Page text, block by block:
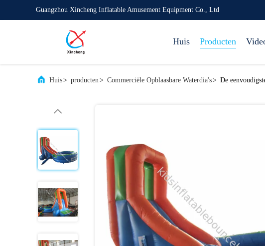
Guangzhou Xincheng Inflatable Amusement Equipment Co., Ltd
Huis Producten
Huis> producten> Commerciële Opblaasbare Waterdia's> De